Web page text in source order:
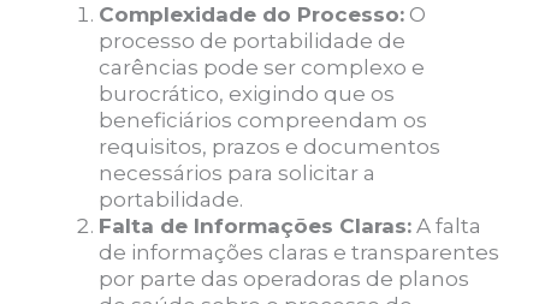
Complexidade do Processo: O
processo de portabilidade de
carências pode ser complexo e
burocrático, exigindo que os
beneficiários compreendam os
requisitos, prazos e documentos
necessários para solicitar a
portabilidade.
Falta de Informações Claras: A falta
de informações claras e transparentes
por parte das operadoras de planos